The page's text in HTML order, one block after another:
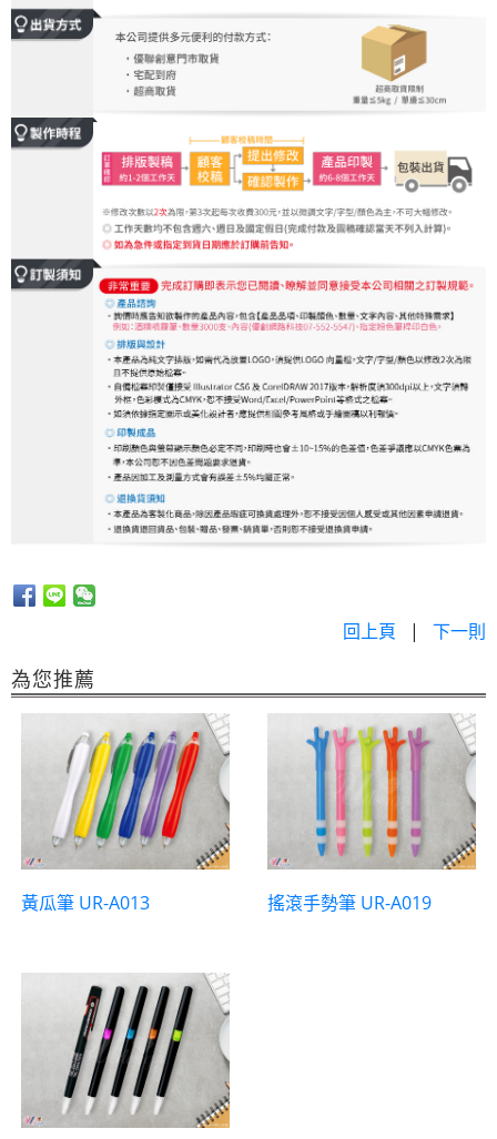
回上頁 | 下一則
為您推薦
黃瓜筆 UR-A013 搖滾手勢筆 UR-A019